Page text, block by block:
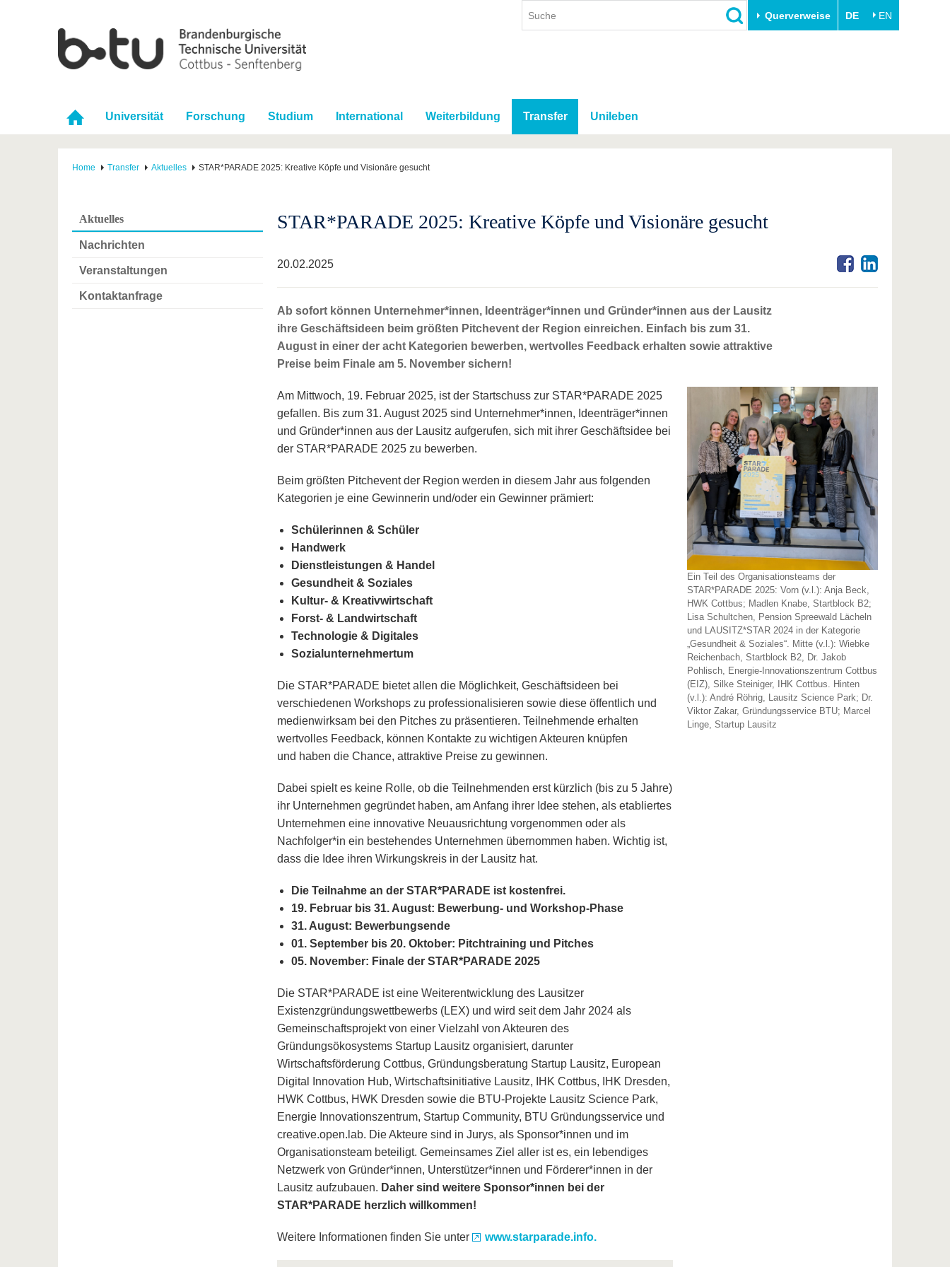
Querverweise DE EN
Universität Forschung Studium International Weiterbildung Transfer Unileben
Home Transfer Aktuelles STAR*PARADE 2025: Kreative Köpfe und Visionäre gesucht
Aktuelles
Nachrichten
Veranstaltungen
Kontaktanfrage
STAR*PARADE 2025: Kreative Köpfe und Visionäre gesucht
20.02.2025
Ab sofort können Unternehmer*innen, Ideenträger*innen und Gründer*innen aus der Lausitz
ihre Geschäftsideen beim größten Pitchevent der Region einreichen. Einfach bis zum 31.
August in einer der acht Kategorien bewerben, wertvolles Feedback erhalten sowie attraktive
Preise beim Finale am 5. November sichern!
Am Mittwoch, 19. Februar 2025, ist der Startschuss zur STAR*PARADE 2025
gefallen. Bis zum 31. August 2025 sind Unternehmer*innen, Ideenträger*innen
und Gründer*innen aus der Lausitz aufgerufen, sich mit ihrer Geschäftsidee bei
der STAR*PARADE 2025 zu bewerben.
Beim größten Pitchevent der Region werden in diesem Jahr aus folgenden
Kategorien je eine Gewinnerin und/oder ein Gewinner prämiert:
Schülerinnen & Schüler
Handwerk
Dienstleistungen & Handel
Gesundheit & Soziales
Kultur- & Kreativwirtschaft
Forst- & Landwirtschaft
Technologie & Digitales
Sozialunternehmertum
Die STAR*PARADE bietet allen die Möglichkeit, Geschäftsideen bei
verschiedenen Workshops zu professionalisieren sowie diese öffentlich und
medienwirksam bei den Pitches zu präsentieren. Teilnehmende erhalten
wertvolles Feedback, können Kontakte zu wichtigen Akteuren knüpfen
und haben die Chance, attraktive Preise zu gewinnen.
Dabei spielt es keine Rolle, ob die Teilnehmenden erst kürzlich (bis zu 5 Jahre)
ihr Unternehmen gegründet haben, am Anfang ihrer Idee stehen, als etabliertes
Unternehmen eine innovative Neuausrichtung vorgenommen oder als
Nachfolger*in ein bestehendes Unternehmen übernommen haben. Wichtig ist,
dass die Idee ihren Wirkungskreis in der Lausitz hat.
Die Teilnahme an der STAR*PARADE ist kostenfrei.
19. Februar bis 31. August: Bewerbung- und Workshop-Phase
31. August: Bewerbungsende
01. September bis 20. Oktober: Pitchtraining und Pitches
05. November: Finale der STAR*PARADE 2025
Die STAR*PARADE ist eine Weiterentwicklung des Lausitzer
Existenzgründungswettbewerbs (LEX) und wird seit dem Jahr 2024 als
Gemeinschaftsprojekt von einer Vielzahl von Akteuren des
Gründungsökosystems Startup Lausitz organisiert, darunter
Wirtschaftsförderung Cottbus, Gründungsberatung Startup Lausitz, European
Digital Innovation Hub, Wirtschaftsinitiative Lausitz, IHK Cottbus, IHK Dresden,
HWK Cottbus, HWK Dresden sowie die BTU-Projekte Lausitz Science Park,
Energie Innovationszentrum, Startup Community, BTU Gründungsservice und
creative.open.lab. Die Akteure sind in Jurys, als Sponsor*innen und im
Organisationsteam beteiligt. Gemeinsames Ziel aller ist es, ein lebendiges
Netzwerk von Gründer*innen, Unterstützer*innen und Förderer*innen in der
Lausitz aufzubauen. Daher sind weitere Sponsor*innen bei der
STAR*PARADE herzlich willkommen!
Weitere Informationen finden Sie unter www.starparade.info.
Ein Teil des Organisationsteams der
STAR*PARADE 2025: Vorn (v.l.): Anja Beck,
HWK Cottbus; Madlen Knabe, Startblock B2;
Lisa Schultchen, Pension Spreewald Lächeln
und LAUSITZ*STAR 2024 in der Kategorie
„Gesundheit & Soziales“. Mitte (v.l.): Wiebke
Reichenbach, Startblock B2, Dr. Jakob
Pohlisch, Energie-Innovationszentrum Cottbus
(EIZ), Silke Steiniger, IHK Cottbus. Hinten
(v.l.): André Röhrig, Lausitz Science Park; Dr.
Viktor Zakar, Gründungsservice BTU; Marcel
Linge, Startup Lausitz